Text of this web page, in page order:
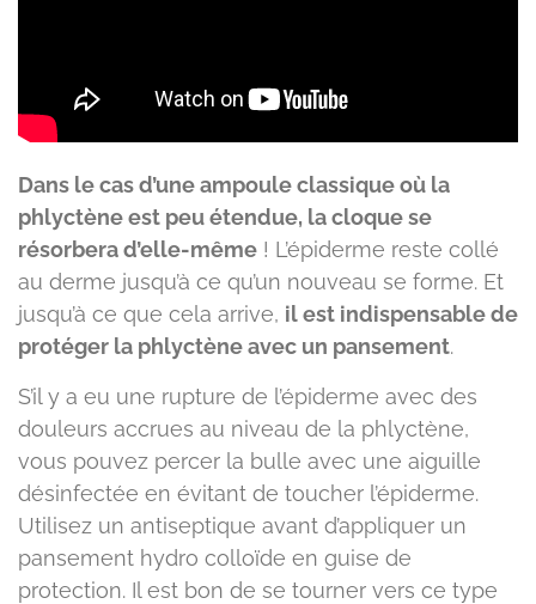
Dans le cas d’une ampoule classique où la
phlyctène est peu étendue, la cloque se
résorbera d’elle-même ! L’épiderme reste collé
au derme jusqu’à ce qu’un nouveau se forme. Et
jusqu’à ce que cela arrive, il est indispensable de
protéger la phlyctène avec un pansement.
S’il y a eu une rupture de l’épiderme avec des
douleurs accrues au niveau de la phlyctène,
vous pouvez percer la bulle avec une aiguille
désinfectée en évitant de toucher l’épiderme.
Utilisez un antiseptique avant d’appliquer un
pansement hydro colloïde en guise de
protection. Il est bon de se tourner vers ce type